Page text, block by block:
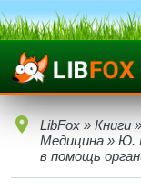
LibFox » Книги »
Медицина » Ю.
в помощь